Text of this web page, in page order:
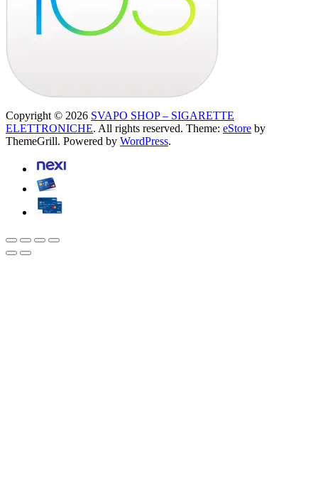
Copyright © 2026 SVAPO SHOP – SIGARETTE
ELETTRONICHE. All rights reserved. Theme: eStore by
ThemeGrill. Powered by WordPress.